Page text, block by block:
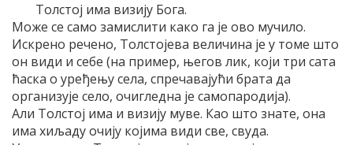
Толстој има визију Бога.
Може се само замислити како га је ово мучило.
Искрено речено, Толстојева величина је у томе што
он види и себе (на пример, његов лик, који три сата
ћаска о уређењу села, спречавајући брата да
организује село, очигледна је самопародија).
Али Толстој има и визију муве. Као што знате, она
има хиљаду очију којима види све, свуда.